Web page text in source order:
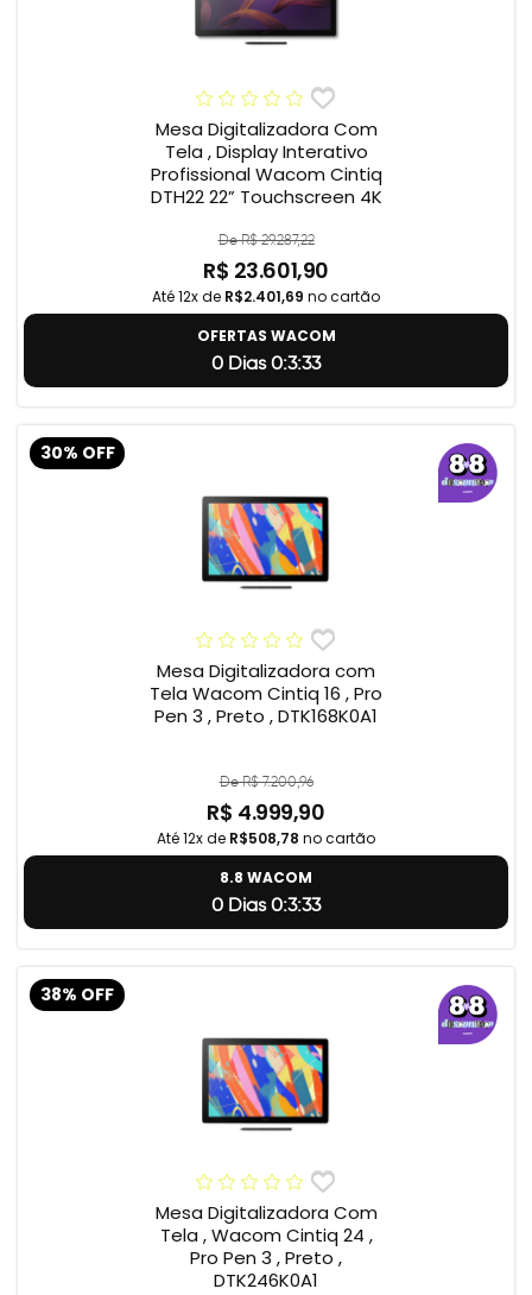
Mesa Digitalizadora Com
Tela , Display Interativo
Profissional Wacom Cintiq
DTH22 22” Touchscreen 4K
De R$ 29.287,22
R$ 23.601,90
Até 12x de R$2.401,69 no cartão
OFERTAS WACOM
0 Dias 0:3:32
30% OFF
Mesa Digitalizadora com
Tela Wacom Cintiq 16 , Pro
Pen 3 , Preto , DTK168K0A1
De R$ 7.200,96
R$ 4.999,90
Até 12x de R$508,78 no cartão
8.8 WACOM
0 Dias 0:3:32
38% OFF
Mesa Digitalizadora Com
Tela , Wacom Cintiq 24 ,
Pro Pen 3 , Preto ,
DTK246K0A1